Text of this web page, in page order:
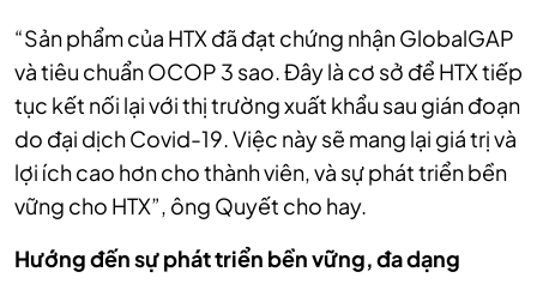
“Sản phẩm của HTX đã đạt chứng nhận GlobalGAP
và tiêu chuẩn OCOP 3 sao. Đây là cơ sở để HTX tiếp
tục kết nối lại với thị trường xuất khẩu sau gián đoạn
do đại dịch Covid-19. Việc này sẽ mang lại giá trị và
lợi ích cao hơn cho thành viên, và sự phát triển bền
vững cho HTX”, ông Quyết cho hay.
Hướng đến sự phát triển bền vững, đa dạng